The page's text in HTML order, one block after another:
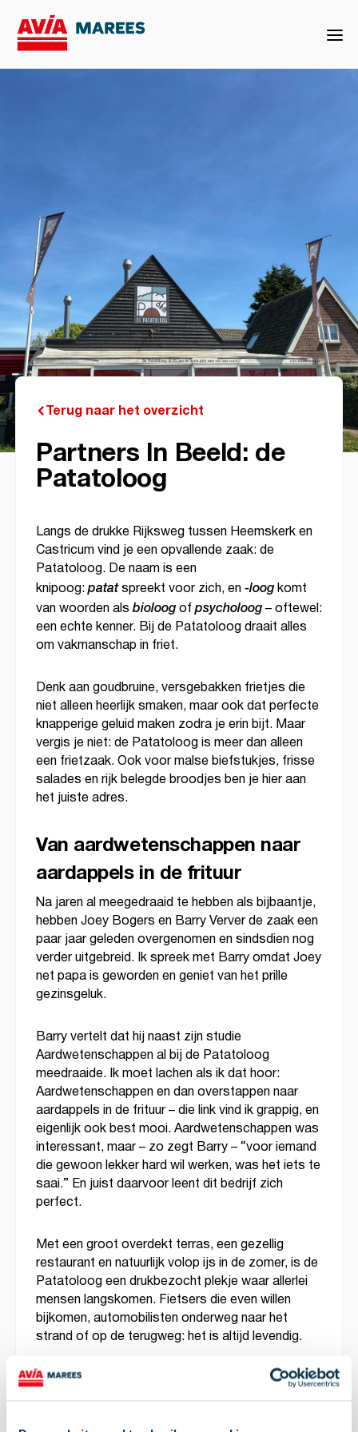
Terug naar het overzicht
Partners In Beeld: de
Patatoloog
Langs de drukke Rijksweg tussen Heemskerk en
Castricum vind je een opvallende zaak: de
Patatoloog. De naam is een
knipoog:patatspreekt voor zich, en-loogkomt
van woorden alsbioloogofpsycholoog– oftewel:
een echte kenner. Bij de Patatoloog draait alles
om vakmanschap in friet.
Denk aan goudbruine, versgebakken frietjes die
niet alleen heerlijk smaken, maar ook dat perfecte
knapperige geluid maken zodra je erin bijt. Maar
vergis je niet: de Patatoloog is meer dan alleen
een frietzaak. Ook voor malse biefstukjes, frisse
salades en rijk belegde broodjes ben je hier aan
het juiste adres.
Van aardwetenschappen naar
aardappels in de frituur
Na jaren al meegedraaid te hebben als bijbaantje,
hebben Joey Bogers en Barry Verver de zaak een
paar jaar geleden overgenomen en sindsdien nog
verder uitgebreid. Ik spreek met Barry omdat Joey
net papa is geworden en geniet van het prille
gezinsgeluk.
Barry vertelt dat hij naast zijn studie
Aardwetenschappen al bij de Patatoloog
meedraaide. Ik moet lachen als ik dat hoor:
Aardwetenschappen en dan overstappen naar
aardappels in de frituur – die link vind ik grappig, en
eigenlijk ook best mooi. Aardwetenschappen was
interessant, maar – zo zegt Barry – “voor iemand
die gewoon lekker hard wil werken, was het iets te
saai.” En juist daarvoor leent dit bedrijf zich
perfect.
Met een groot overdekt terras, een gezellig
restaurant en natuurlijk volop ijs in de zomer, is de
Patatoloog een drukbezocht plekje waar allerlei
mensen langskomen. Fietsers die even willen
bijkomen, automobilisten onderweg naar het
strand of op de terugweg: het is altijd levendig.
Perfecte plek voor duurzame